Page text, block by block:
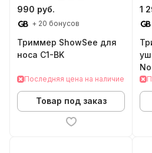
990 руб.
+ 20 бонусов
Триммер ShowSee для
носа C1-BK
Последняя цена на наличие
Товар под заказ
1